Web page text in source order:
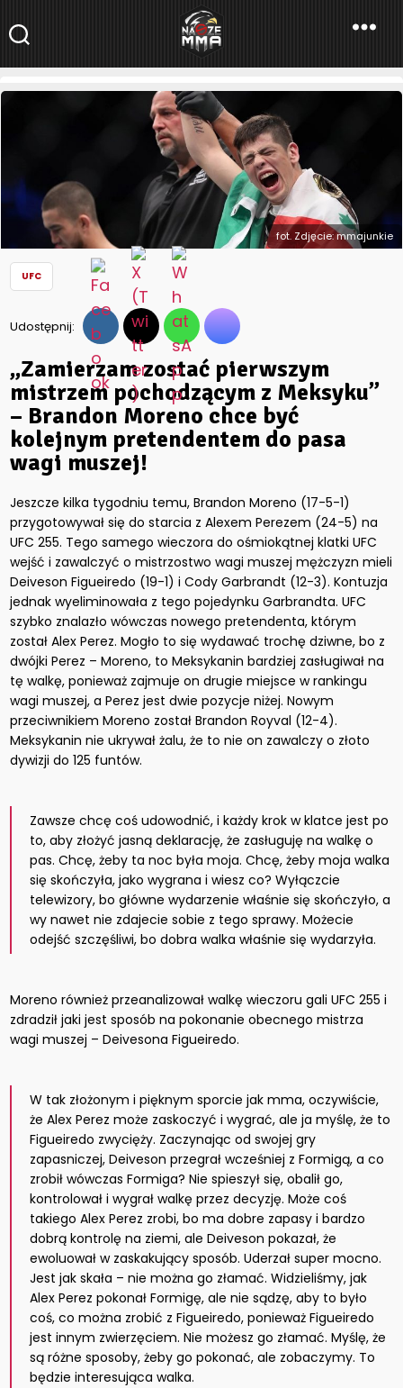
NaszeMMA
NaszeMMA.pl»Aktualności»Świat»UFC»„Zamierzam zostać
pierwszym mistrzem pochodzącym z Meksyku” – Brandon
Moreno chce być kolejnym pretendentem do pasa wagi
fot. Zdjęcie: mmajunkie
UFC
Udostępnij:
„Zamierzam zostać pierwszym
mistrzem pochodzącym z Meksyku”
– Brandon Moreno chce być
kolejnym pretendentem do pasa
wagi muszej!
Jeszcze kilka tygodniu temu, Brandon Moreno (17-5-1)
przygotowywał się do starcia z Alexem Perezem (24-5) na
UFC 255. Tego samego wieczora do ośmiokątnej klatki UFC
wejść i zawalczyć o mistrzostwo wagi muszej mężczyzn mieli
Deiveson Figueiredo (19-1) i Cody Garbrandt (12-3). Kontuzja
jednak wyeliminowała z tego pojedynku Garbrandta. UFC
szybko znalazło wówczas nowego pretendenta, którym
został Alex Perez. Mogło to się wydawać trochę dziwne, bo z
dwójki Perez – Moreno, to Meksykanin bardziej zasługiwał na
tę walkę, ponieważ zajmuje on drugie miejsce w rankingu
wagi muszej, a Perez jest dwie pozycje niżej. Nowym
przeciwnikiem Moreno został Brandon Royval (12-4).
Meksykanin nie ukrywał żalu, że to nie on zawalczy o złoto
dywizji do 125 funtów.
Zawsze chcę coś udowodnić, i każdy krok w klatce jest po
to, aby złożyć jasną deklarację, że zasługuję na walkę o
pas. Chcę, żeby ta noc była moja. Chcę, żeby moja walka
się skończyła, jako wygrana i wiesz co? Wyłączcie
telewizory, bo główne wydarzenie właśnie się skończyło, a
wy nawet nie zdajecie sobie z tego sprawy. Możecie
odejść szczęśliwi, bo dobra walka właśnie się wydarzyła.
Moreno również przeanalizował walkę wieczoru gali UFC 255 i
zdradził jaki jest sposób na pokonanie obecnego mistrza
wagi muszej – Deivesona Figueiredo.
W tak złożonym i pięknym sporcie jak mma, oczywiście,
że Alex Perez może zaskoczyć i wygrać, ale ja myślę, że to
Figueiredo zwycięży. Zaczynając od swojej gry
zapasniczej, Deiveson przegrał wcześniej z Formigą, a co
zrobił wówczas Formiga? Nie spieszył się, obalił go,
kontrolował i wygrał walkę przez decyzję. Może coś
takiego Alex Perez zrobi, bo ma dobre zapasy i bardzo
dobrą kontrolę na ziemi, ale Deiveson pokazał, że
ewoluował w zaskakujący sposób. Uderzał super mocno.
Jest jak skała – nie można go złamać. Widzieliśmy, jak
Alex Perez pokonał Formigę, ale nie sądzę, aby to było
coś, co można zrobić z Figueiredo, ponieważ Figueiredo
jest innym zwierzęciem. Nie możesz go złamać. Myślę, że
są różne sposoby, żeby go pokonać, ale zobaczymy. To
będzie interesująca walka.